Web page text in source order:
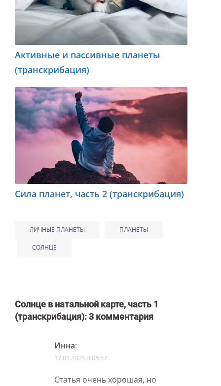
Активные и пассивные планеты
(транскрибация)
Сила планет, часть 2 (транскрибация)
ЛИЧНЫЕ ПЛАНЕТЫ ПЛАНЕТЫ
СОЛНЦЕ
Солнце в натальной карте, часть 1
(транскрибация): 3 комментария
Инна:
17.01.2025 В 05:57
Статья очень хорошая, но